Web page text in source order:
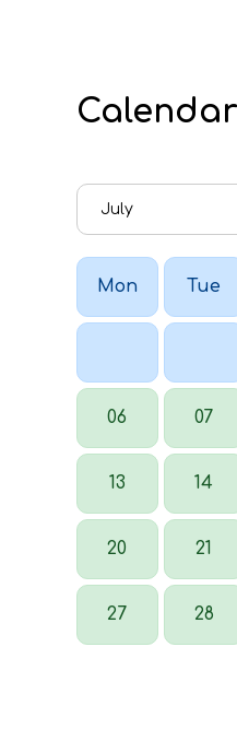
Mon Tue
06 07
13 14
20 21
27 28